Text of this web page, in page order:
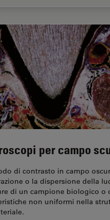
per campo
di contrasto in campo
o la dispersione della
di un campione biologico o
non uniformi nella